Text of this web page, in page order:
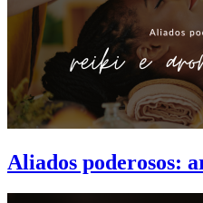
Aliados poderosos: